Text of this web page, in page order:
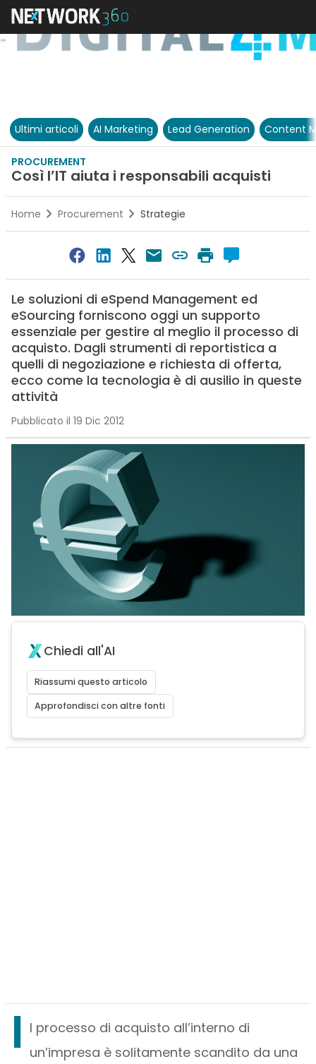
Ultimi articoli AI Marketing Lead Generation Content
PROCUREMENT
Così l’IT aiuta i responsabili acquisti
Home Procurement Strategie
Le soluzioni di eSpend Management ed
eSourcing forniscono oggi un supporto
essenziale per gestire al meglio il processo di
acquisto. Dagli strumenti di reportistica a
quelli di negoziazione e richiesta di offerta,
ecco come la tecnologia è di ausilio in queste
attività
Pubblicato il 19 Dic 2012
Chiedi all'AI
Riassumi questo articolo
Approfondisci con altre fonti
I l processo di acquisto all’interno di
un’impresa è solitamente scandito da una